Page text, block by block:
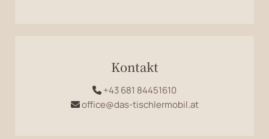
Kontakt
 +43 681 84451610
 office@das-tischlermobil.at